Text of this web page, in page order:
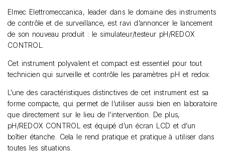
Elmec Elettromeccanica, leader dans le domaine des instruments
de contrôle et de surveillance, est ravi d’annoncer le lancement
de son nouveau produit : le simulateur/testeur pH/REDOX
CONTROL.
Cet instrument polyvalent et compact est essentiel pour tout
technicien qui surveille et contrôle les paramètres pH et redox.
L’une des caractéristiques distinctives de cet instrument est sa
forme compacte, qui permet de l’utiliser aussi bien en laboratoire
que directement sur le lieu de l’intervention. De plus,
pH/REDOX CONTROL est équipé d’un écran LCD et d’un
boîtier étanche. Cela le rend pratique et pratique à utiliser dans
toutes les situations.